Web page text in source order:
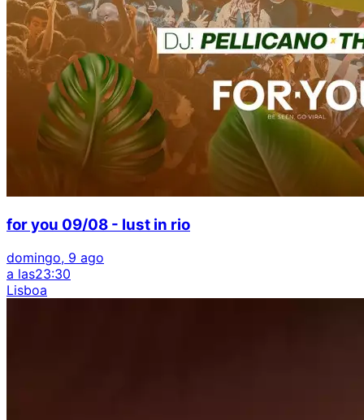
for you 09/08 - lust in rio
domingo, 9 ago
a las23:30
Lisboa